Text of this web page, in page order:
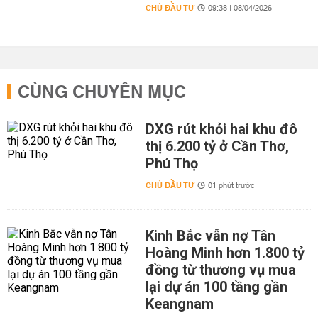
CHỦ ĐẦU TƯ 09:38 | 08/04/2026
CÙNG CHUYÊN MỤC
DXG rút khỏi hai khu đô
thị 6.200 tỷ ở Cần Thơ,
Phú Thọ
CHỦ ĐẦU TƯ 01 phút trước
Kinh Bắc vẫn nợ Tân
Hoàng Minh hơn 1.800 tỷ
đồng từ thương vụ mua
lại dự án 100 tầng gần
Keangnam